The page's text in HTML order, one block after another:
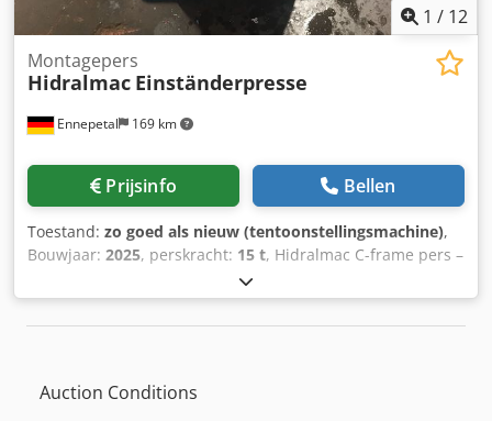
1 / 12
Ennepetal 169 km
Montagepers
Hidralmac Einständerpresse
Prijsinfo Bellen
Toestand: zo goed als nieuw (tentoonstellingsmachine),
Bouwjaar: 2025, perskracht: 15 t, Hidralmac C-frame pers –
15 t – Montagepers – handmatige combipers Te koop
aangeboden wordt een compacte hydraulische C-frame
combipers van de fabrikant Hidralmac met 15 ton
montage-, richt- en perswerkzaamheden in werkplaats- en
Auction Conditions